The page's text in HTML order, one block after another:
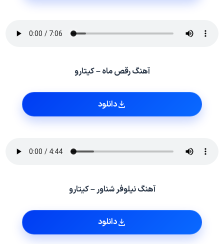
آهنگ رقص ماه – کیتارو
دانلود
آهنگ نیلوفر شناور – کیتارو
دانلود